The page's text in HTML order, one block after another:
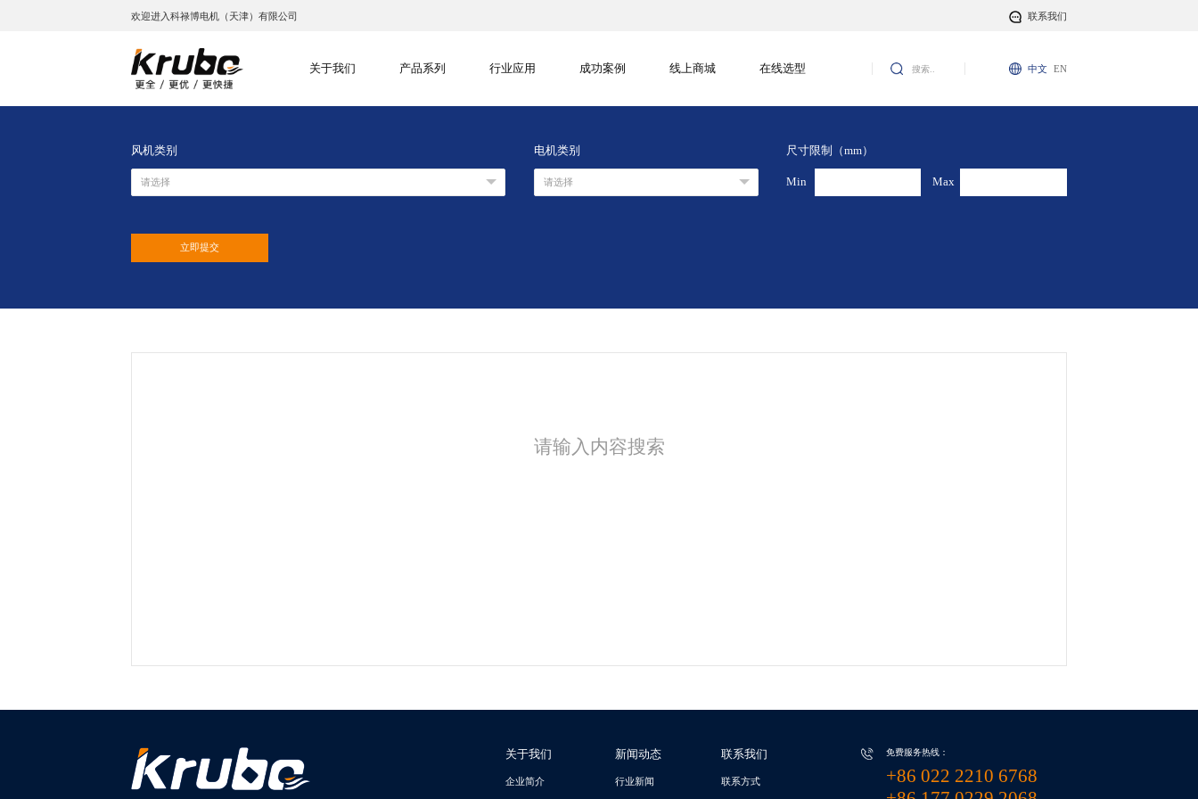
欢迎进入科禄博电机（天津）有限公司 联系我们
关于我们 产品系列 行业应用 成功案例 线上商城 在线选型 中文 EN
风机类别 电机类别 尺寸限制（mm）
Min Max
请输入内容搜索
关于我们
企业简介
新闻动态
行业新闻
联系我们
联系方式
免费服务热线：
+86 022 2210 6768